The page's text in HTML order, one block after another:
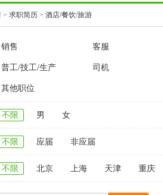
> 求职简历 > 酒店/餐饮/旅游
销售 客服
普工/技工/生产 司机
其他职位
不限 男 女
不限 应届 非应届
不限 北京 上海 天津 重庆